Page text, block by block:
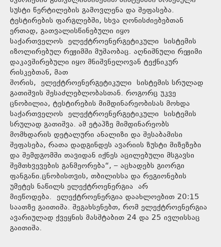
სუსტი წერტილების გამოვლენა და შეფასება.
ტესტირების ფარგლებში, სხვა ღონისძიებებთან
ერთად, გათვალისწინებული იყო
საქართველოს ელექტროენერგეტიკული სისტემის
იზოლირებულ რეჟიმში მუშაობაც. აღნიშნული რეჟიმი
დაკავშირებული იყო მნიშვნელოვან ტექნიკურ
რისკებთან, მათ
შორის, ელექტროენერგეტიკული სისტემის სრულად
გათიშვის შესაძლებლობასთან. როგორც უკვე
ცნობილია, ტესტირების მიმდინარეობისას მოხდა
საქართველოს ელექტროენერგეტიკული სისტემის
სრულად გათიშვა. ამ ეტაპზე მიმდინარეობს
მომხდარის დეტალური ანალიზი და შესაბამისი
შეფასება, რათა დადგინდეს ავარიის ზუსტი მიზეზები
და შემდგომში თავიდან იქნეს აცილებული მსგავსი
შემთხვევების განმეორება“, – აცხადებს გიორგი
ფანგანი.ცნობისთვის, თბილისსა და რეგიონების
უმეტეს ნაწილს ელექტროენერგია არ
მიეწოდება. ელექტროენერგია დაახლოებით 20:15
საათზე გაითიშა. შეგახსენებთ, რომ ელექტროენერგია
ავარიულად ქვეყნის მასშტაბით 24 და 25 ივლისსაც
გაითიშა.